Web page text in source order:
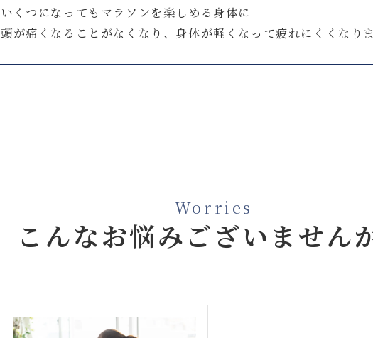
いくつになってもマラソンを楽しめる身体に
頭が痛くなることがなくなり、身体が軽くなって疲れにくくなり
Worries
こんなお悩みございません